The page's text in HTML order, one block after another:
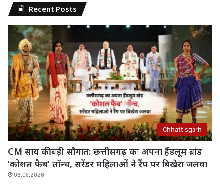
Recent Posts
Chhattisgarh
CM साय की बड़ी सौगात: छत्तीसगढ़ का अपना हैंडलूम ब्रांड
‘कोशल फैब’ लॉन्च, सरेंडर महिलाओं ने रैंप पर बिखेरा जलवा
08.08.2026